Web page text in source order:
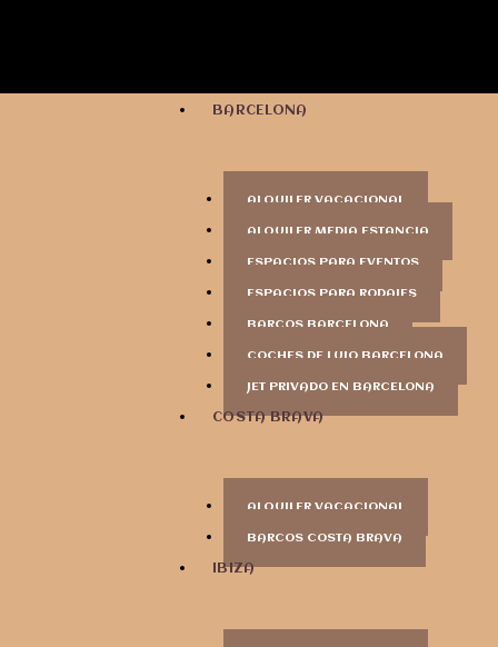
BARCELONA
ALQUILER VACACIONAL
ALQUILER MEDIA ESTANCIA
ESPACIOS PARA EVENTOS
ESPACIOS PARA RODAJES
BARCOS BARCELONA
COCHES DE LUJO BARCELONA
JET PRIVADO EN BARCELONA
COSTA BRAVA
ALQUILER VACACIONAL
BARCOS COSTA BRAVA
IBIZA